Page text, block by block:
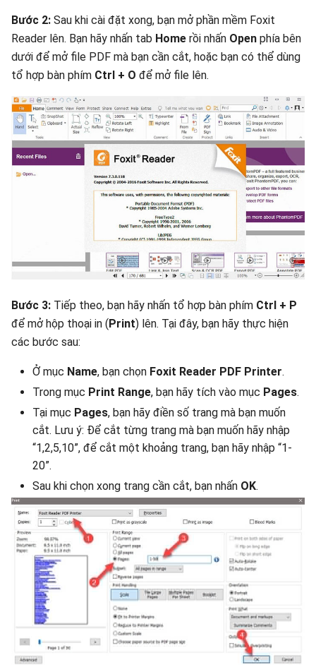
Bước 2: Sau khi cài đặt xong, bạn mở phần mềm Foxit
Reader lên. Bạn hãy nhấn tab Home rồi nhấn Open phía bên
dưới để mở file PDF mà bạn cần cắt, hoặc bạn có thể dùng
tổ hợp bàn phím Ctrl + O để mở file lên.
Bước 3: Tiếp theo, bạn hãy nhấn tổ hợp bàn phím Ctrl + P
để mở hộp thoại in (Print) lên. Tại đây, bạn hãy thực hiện
các bước sau:
Ở mục Name, bạn chọn Foxit Reader PDF Printer.
Trong mục Print Range, bạn hãy tích vào mục Pages.
Tại mục Pages, bạn hãy điền số trang mà bạn muốn
cắt. Lưu ý: Để cắt từng trang mà bạn muốn hãy nhập
“1,2,5,10”, để cắt một khoảng trang, bạn hãy nhập “1-
20”.
Sau khi chọn xong trang cần cắt, bạn nhấn OK.